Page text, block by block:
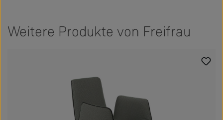
Weitere Produkte von Freifrau